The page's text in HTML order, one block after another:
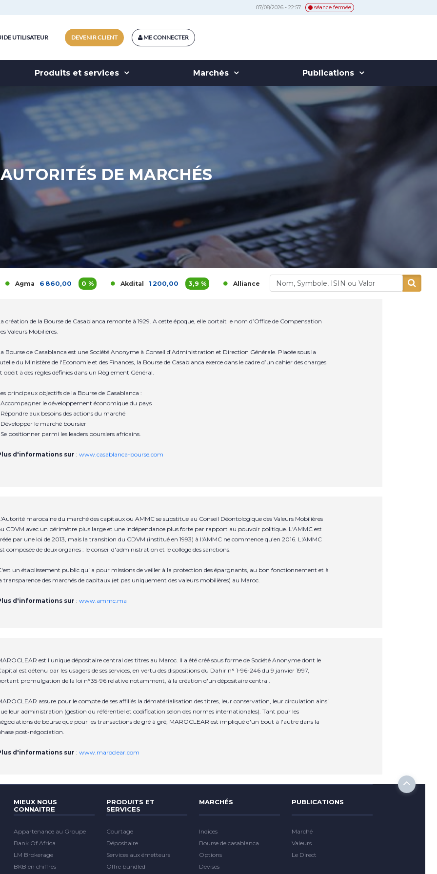
07/08/2026 - 22:57 séance fermée
ME CONNECTER
DEVENIR CLIENT
UTILISATEUR
Produits et services Marchés Publications
AUTORITÉS DE MARCHÉS
6 860,00 0 % Akdital 1 200,00 3,9 % Alliances 400,00 5,26 % Aluminium Maroc 1 765,00
création de la Bourse de Casablanca remonte à 1929. A cette époque, elle portait le nom d’Office de Compensation
Valeurs Mobilières.
Bourse de Casablanca est une Société Anonyme à Conseil d’Administration et Direction Générale. Placée sous la
du Ministère de l'Economie et des Finances, la Bourse de Casablanca exerce dans le cadre d’un cahier des charges
obéit à des règles définies dans un Règlement Général.
principaux objectifs de la Bourse de Casablanca :
Accompagner le développement économique du pays
Répondre aux besoins des actions du marché
Développer le marché boursier
Se positionner parmi les leaders boursiers africains.
d'informations sur : www.casablanca-bourse.com
marocaine du marché des capitaux ou AMMC se substitue au Conseil Déontologique des Valeurs Mobilières
CDVM avec un périmètre plus large et une indépendance plus forte par rapport au pouvoir politique. L'AMMC est
par une loi de 2013, mais la transition du CDVM (institué en 1993) à l'AMMC ne commence qu'en 2016. L'AMMC
composée de deux organes : le conseil d'administration et le collège des sanctions.
un établissement public qui a pour missions de veiller à la protection des épargnants, au bon fonctionnement et à
transparence des marchés de capitaux (et pas uniquement des valeurs mobilières) au Maroc.
d'informations sur : www.ammc.ma
est l'unique dépositaire central des titres au Maroc. Il a été créé sous forme de Société Anonyme dont le
est détenu par les usagers de ses services, en vertu des dispositions du Dahir n° 1-96-246 du 9 janvier 1997,
promulgation de la loi n°35-96 relative notamment, à la création d'un dépositaire central.
assure pour le compte de ses affiliés la dématérialisation des titres, leur conservation, leur circulation ainsi
leur administration (gestion du référentiel et codification selon des normes internationales). Tant pour les
de bourse que pour les transactions de gré à gré, MAROCLEAR est impliqué d'un bout à l'autre dans la
post-négociation.
d'informations sur : www.maroclear.com
MIEUX NOUS
CONNAITRE
Appartenance au Groupe
Bank Of Africa
LM Brokerage
BKB en chiffres
PRODUITS ET
SERVICES
Courtage
Dépositaire
Services aux émetteurs
Offre bundled
MARCHÉS
Indices
Bourse de casablanca
Options
Devises
PUBLICATIONS
Marché
Valeurs
Le Direct